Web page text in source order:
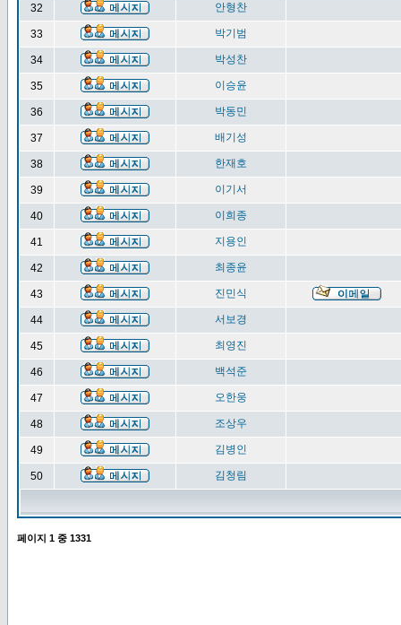
32 안형찬
33 박기범
34 박성찬
35 이승윤
36 박동민
37 배기성
38 한재호
39 이기서
40 이희종
41 지용인
42 최종윤
43 진민식
44 서보경
45 최영진
46 백석준
47 오한웅
48 조상우
49 김병인
50 김청림
페이지 1 중 1331